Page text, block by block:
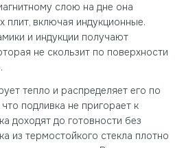
слою на дне она
плит, включая индукционные.
и индукции получают
не скользит по поверхности
тепло и распределяет его по
подливка не пригорает к
доходят до готовности без
из термостойкого стекла плотно